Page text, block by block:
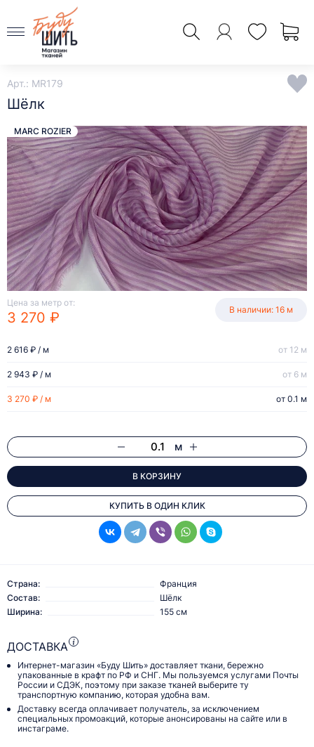
Арт.: MR179
Шёлк
Цена за метр от:
3 270 ₽ В наличии: 16 м
3 270 ₽ / м от 0.1 м
2 943 ₽ / м от 6 м
2 616 ₽ / м от 12 м
м
В КОРЗИНУ
КУПИТЬ В ОДИН КЛИК
MARC ROZIER
Страна:
Франция
Состав:
Шёлк
Ширина:
155 см
ДОСТАВКА
Интернет-магазин «Буду Шить» доставляет ткани, бережно
упакованные в крафт по РФ и СНГ. Мы пользуемся услугами Почты
России и СДЭК, поэтому при заказе тканей выберите ту
транспортную компанию, которая удобна вам.
Доставку всегда оплачивает получатель, за исключением
специальных промоакций, которые анонсированы на сайте или в
инстаграме.